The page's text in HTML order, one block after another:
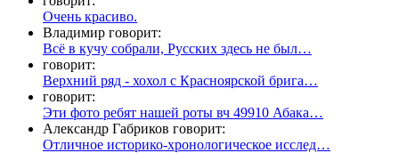
Очень красиво.
Владимир говорит:
Всё в кучу собрали, Русских здесь не был…
говорит:
Верхний ряд - хохол с Красноярской брига…
говорит:
Эти фото ребят нашей роты вч 49910 Абака…
Александр Габриков говорит:
Отличное историко-хронологическое исслед…